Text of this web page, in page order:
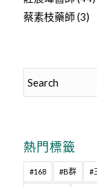
蔡素枝藥師(3)
熱門標籤
#168 #B群 #